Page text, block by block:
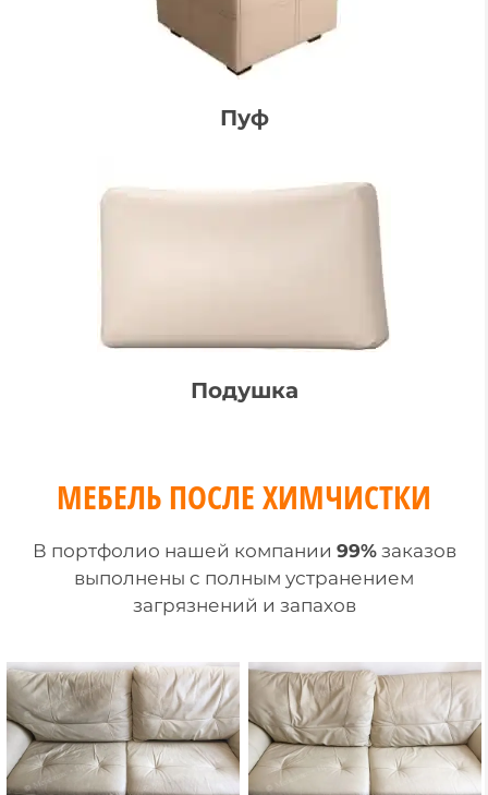
Пуф
Подушка
МЕБЕЛЬ ПОСЛЕ ХИМЧИСТКИ
В портфолио нашей компании 99%заказов
выполнены c полным устранением
загрязнений и запахов